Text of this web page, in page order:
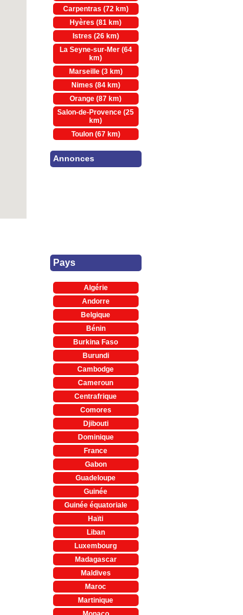
Carpentras (72 km)
Hyères (81 km)
Istres (26 km)
La Seyne-sur-Mer (64
km)
Marseille (3 km)
Nimes (84 km)
Orange (87 km)
Salon-de-Provence (25
km)
Toulon (67 km)
Annonces
Pays
Algérie
Andorre
Belgique
Bénin
Burkina Faso
Burundi
Cambodge
Cameroun
Centrafrique
Comores
Djibouti
Dominique
France
Gabon
Guadeloupe
Guinée
Guinée équatoriale
Haïti
Liban
Luxembourg
Madagascar
Maldives
Maroc
Martinique